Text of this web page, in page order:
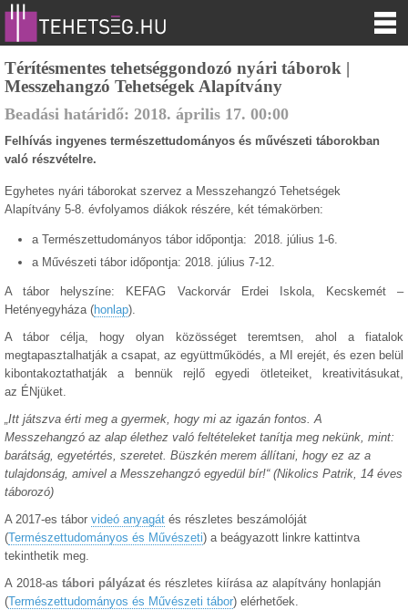
Térítésmentes tehetséggondozó nyári táborok |
Messzehangzó Tehetségek Alapítvány
Beadási határidő: 2018. április 17. 00:00
Felhívás ingyenes természettudományos és művészeti táborokban
való részvételre.
Egyhetes nyári táborokat szervez a Messzehangzó Tehetségek
Alapítvány 5-8. évfolyamos diákok részére, két témakörben:
a Természettudományos tábor időpontja: 2018. július 1-6.
a Művészeti tábor időpontja: 2018. július 7-12.
A tábor helyszíne: KEFAG Vackorvár Erdei Iskola, Kecskemét –
Hetényegyháza (honlap).
A tábor célja, hogy olyan közösséget teremtsen, ahol a fiatalok
megtapasztalhatják a csapat, az együttműködés, a MI erejét, és ezen belül
kibontakoztathatják a bennük rejlő egyedi ötleteiket, kreativitásukat,
az ÉNjüket.
„Itt játszva érti meg a gyermek, hogy mi az igazán fontos. A
Messzehangzó az alap élethez való feltételeket tanítja meg nekünk, mint:
barátság, egyetértés, szeretet. Büszkén merem állítani, hogy ez az a
tulajdonság, amivel a Messzehangzó egyedül bír!“ (Nikolics Patrik, 14 éves
táborozó)
A 2017-es tábor videó anyagát és részletes beszámolóját
(Természettudományos és Művészeti) a beágyazott linkre kattintva
tekinthetik meg.
A 2018-as tábori pályázat és részletes kiírása az alapítvány honlapján
(Természettudományos és Művészeti tábor) elérhetőek.